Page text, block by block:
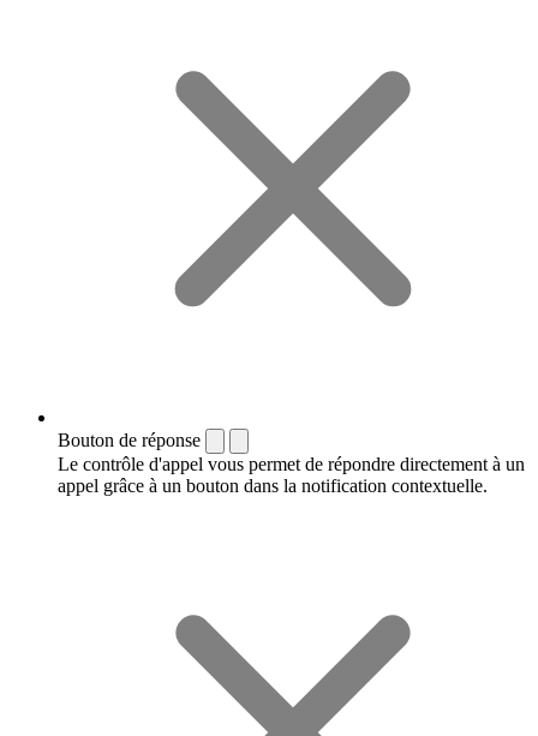
Bouton de réponse
Le contrôle d'appel vous permet de répondre directement à un
appel grâce à un bouton dans la notification contextuelle.